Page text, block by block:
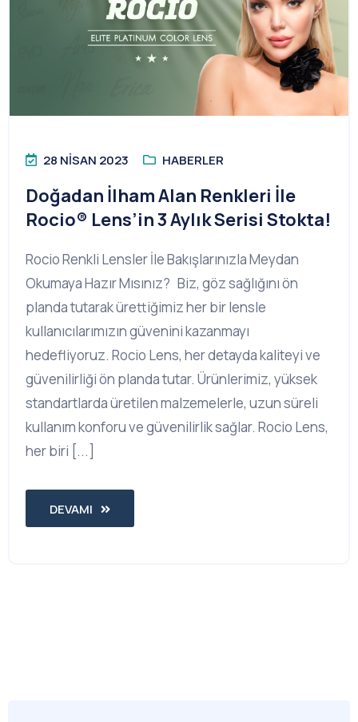
28 NISAN 2023 HABERLER
Doğadan İlham Alan Renkleri İle
Rocio® Lens’in 3 Aylık Serisi Stokta!
Rocio Renkli Lensler İle Bakışlarınızla Meydan
Okumaya Hazır Mısınız? Biz, göz sağlığını ön
planda tutarak ürettiğimiz her bir lensle
kullanıcılarımızın güvenini kazanmayı
hedefliyoruz. Rocio Lens, her detayda kaliteyi ve
güvenilirliği ön planda tutar. Ürünlerimiz, yüksek
standartlarda üretilen malzemelerle, uzun süreli
kullanım konforu ve güvenilirlik sağlar. Rocio Lens,
her biri [...]
DEVAMI